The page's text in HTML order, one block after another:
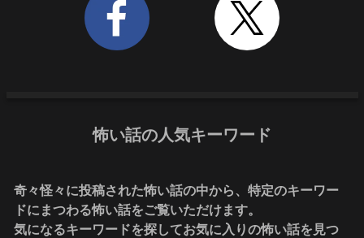
怖い話の人気キーワード
奇々怪々に投稿された怖い話の中から、特定のキーワー
ドにまつわる怖い話をご覧いただけます。
気になるキーワードを探してお気に入りの怖い話を見つ